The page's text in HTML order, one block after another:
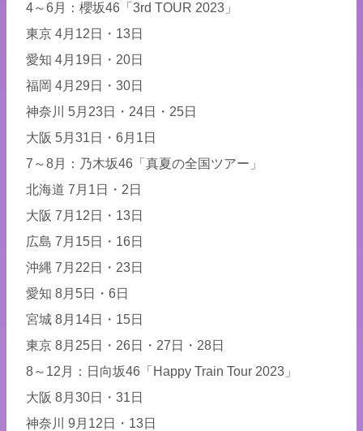
4～6月：櫻坂46「3rd TOUR 2023」
東京 4月12日・13日
愛知 4月19日・20日
福岡 4月29日・30日
神奈川 5月23日・24日・25日
大阪 5月31日・6月1日
7～8月：乃木坂46「真夏の全国ツアー」
北海道 7月1日・2日
大阪 7月12日・13日
広島 7月15日・16日
沖縄 7月22日・23日
愛知 8月5日・6日
宮城 8月14日・15日
東京 8月25日・26日・27日・28日
8～12月：日向坂46「Happy Train Tour 2023」
大阪 8月30日・31日
神奈川 9月12日・13日